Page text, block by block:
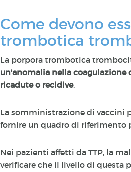
Come devono
trombotica
La porpora trombotica
un'anomalia nella coagulazione
ricadute o recidive.
La somministrazione di vaccini
fornire un quadro di riferimento
Nei pazienti affetti da TTP, la
verificare che il livello di questa